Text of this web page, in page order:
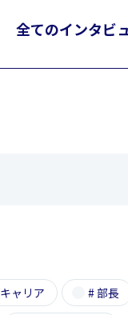
全てのインタビ
キャリア #部長